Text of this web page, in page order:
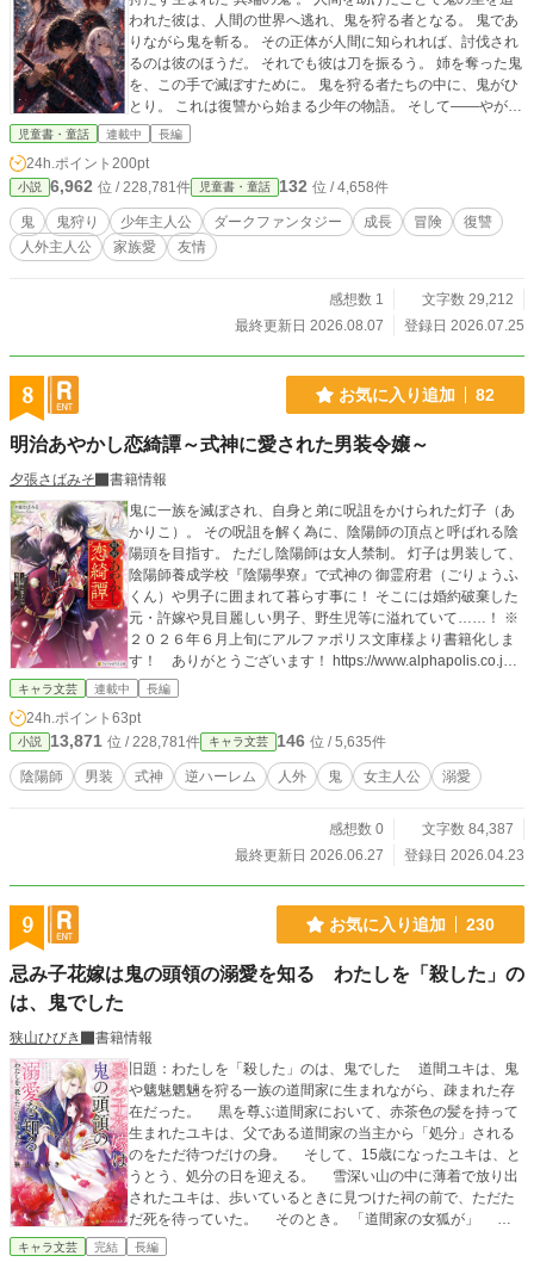
われた彼は、人間の世界へ逃れ、鬼を狩る者となる。 鬼であ
りながら鬼を斬る。 その正体が人間に知られれば、討伐され
るのは彼のほうだ。 それでも彼は刀を振るう。 姉を奪った鬼
を、この手で滅ぼすために。 鬼を狩る者たちの中に、鬼がひ
とり。 これは復讐から始まる少年の物語。 そして――やが
て"最後の鬼"となる少年の物語。
児童書・童話 連載中 長編
24h.ポイント 200pt
小説 6,962 位 / 228,781件 児童書・童話 132 位 / 4,658件
鬼 鬼狩り 少年主人公 ダークファンタジー 成長 冒険
復讐
人外主人公
家族愛 友情
感想数 1
文字数 29,212
最終更新日 2026.08.07
登録日 2026.07.25
8 お気に入り追加 82
明治あやかし恋綺譚～式神に愛された男装令嬢～
夕張さばみそ
書籍情報
鬼に一族を滅ぼされ、自身と弟に呪詛をかけられた灯子（あ
かりこ）。 その呪詛を解く為に、陰陽師の頂点と呼ばれる陰
陽頭を目指す。 ただし陰陽師は女人禁制。 灯子は男装して、
陰陽師養成学校『陰陽學寮』で式神の 御霊府君（ごりょうふ
くん）や男子に囲まれて暮らす事に！ そこには婚約破棄した
元・許嫁や見目麗しい男子、野生児等に溢れていて……！ ※
２０２６年６月上旬にアルファポリス文庫様より書籍化しま
す！ ありがとうございます！ https://www.alphapolis.co.jp/b
ook/detail/1047890/12243
キャラ文芸 連載中 長編
24h.ポイント 63pt
小説 13,871 位 / 228,781件 キャラ文芸 146 位 / 5,635件
陰陽師 男装 式神 逆ハーレム 人外 鬼 女主人公 溺愛
感想数 0
文字数 84,387
最終更新日 2026.06.27
登録日 2026.04.23
9 お気に入り追加 230
忌み子花嫁は鬼の頭領の溺愛を知る わたしを「殺した」の
は、鬼でした
狭山ひびき
書籍情報
旧題：わたしを「殺した」のは、鬼でした 道間ユキは、鬼
や魑魅魍魎を狩る一族の道間家に生まれながら、疎まれた存
在だった。 黒を尊ぶ道間家において、赤茶色の髪を持って
生まれたユキは、父である道間家の当主から「処分」される
のをただ待つだけの身。 そして、15歳になったユキは、と
うとう、処分の日を迎える。 雪深い山の中に薄着で放り出
されたユキは、歩いているときに見つけた祠の前で、ただた
だ死を待っていた。 そのとき。 「道間家の女狐が」 ユ
キの目の前に現れたのは、鬼の棟梁、暁月千早。 千早は、
キャラ文芸 完結 長編